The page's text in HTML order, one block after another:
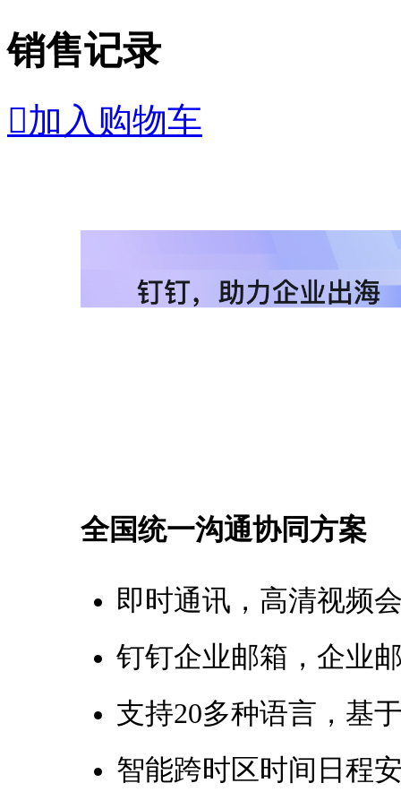
销售记录
加入购物车
全国统一沟通协同方案
即时通讯，高清视频
钉钉企业邮箱，企业
支持20多种语言，基
智能跨时区时间日程